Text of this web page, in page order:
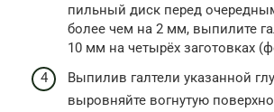
пильный диск перед
более чем на 2 мм, выпилите
10 мм на четырёх заготовках
Выпилив галтели указанной
выровняйте вогнутую